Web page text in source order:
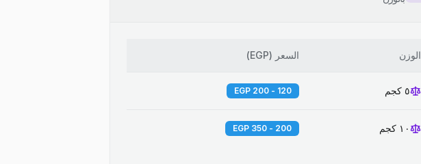
الوزن السعر (
EGP
)
٥ كجم 120 - 200 EGP
١٠ كجم 200 - 350 EGP